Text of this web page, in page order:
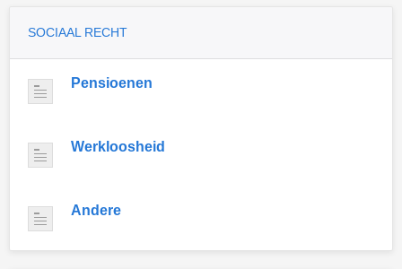
SOCIAAL RECHT
Pensioenen
Werkloosheid
Andere